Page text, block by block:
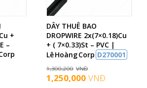
+
–
DÂY THUÊ BAO
DROPWIRE 2x(7×0.18)Cu
+ ( 7×0.33)St – PVC |
Lê Hoàng Corp D270001
1,300,200 VNĐ
1,250,000 VNĐ